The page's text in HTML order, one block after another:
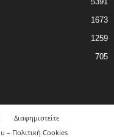
1673
1259
705
Διαφημιστείτε
– Πολιτική Cookies